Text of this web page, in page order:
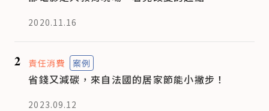
2020.11.16
2 責任消費 案例
省錢又減碳，來自法國的居家節能小撇步！
2023.09.12